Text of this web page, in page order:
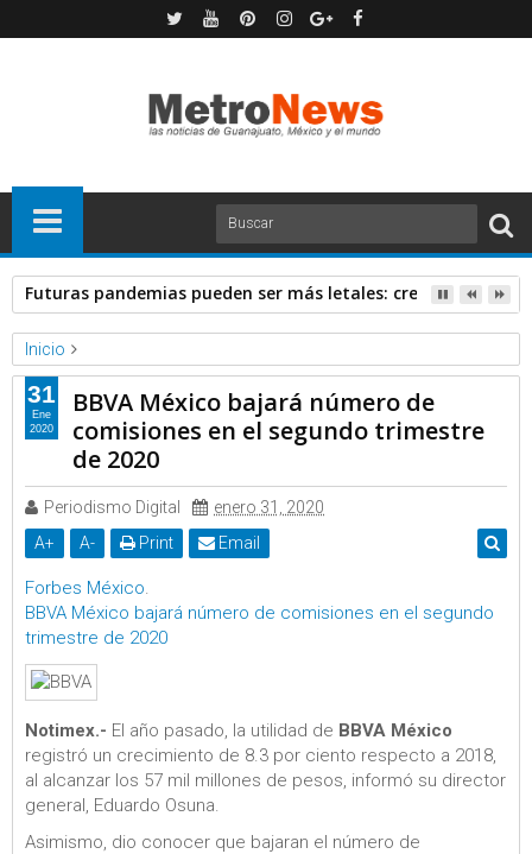
Futuras pandemias pueden ser más letales: creadora de
Inicio
Forbes
Noticias
BBVA México bajará número de comisiones en el segundo
trimestre de 2020
BBVA México bajará número de
comisiones en el segundo trimestre
de 2020
Periodismo Digital
enero 31, 2020
A+ A- Print Email
Forbes México.
BBVA México bajará número de comisiones en el segundo
trimestre de 2020
Notimex.- El año pasado, la utilidad de BBVA México
registró un crecimiento de 8.3 por ciento respecto a 2018,
al alcanzar los 57 mil millones de pesos, informó su director
general, Eduardo Osuna.
Asimismo, dio conocer que bajaran el número de
31
Ene
2020